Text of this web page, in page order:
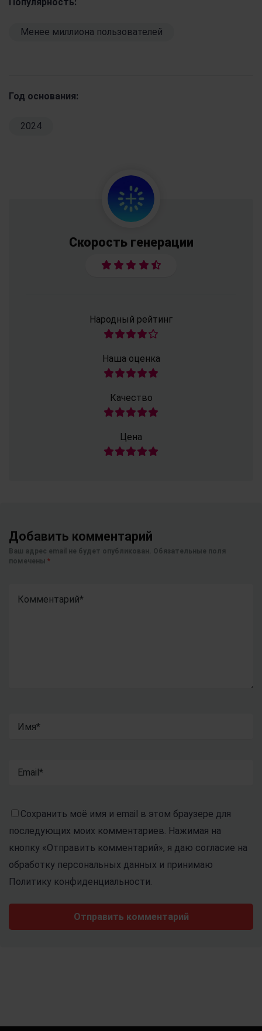
Менее миллиона пользователей
Год основания:
2024
Скорость генерации
Народный рейтинг
Наша оценка
Качество
Цена
Добавить комментарий
Ваш адрес email не будет опубликован.
Обязательные поля
помечены *
Сохранить моё имя и email в этом браузере для
последующих моих комментариев. Нажимая на
кнопку «Отправить комментарий», я даю согласие на
обработку персональных данных и принимаю
Политику конфиденциальности.